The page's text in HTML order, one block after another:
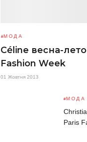
МОДА
Céline весна-
Fashion Week
01 Жовтня 2013
МОДА
Paris